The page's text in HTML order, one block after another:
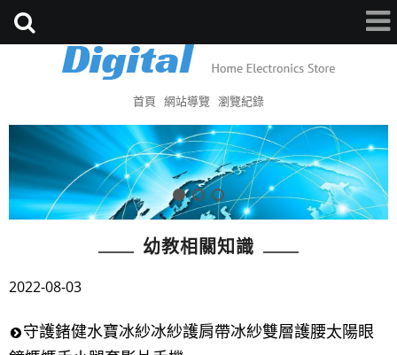
首頁 網站導覽 瀏覽紀錄
幼教相關知識
2022-08-03
守護鍺健水寶冰紗冰紗護肩帶冰紗雙層護腰太陽眼